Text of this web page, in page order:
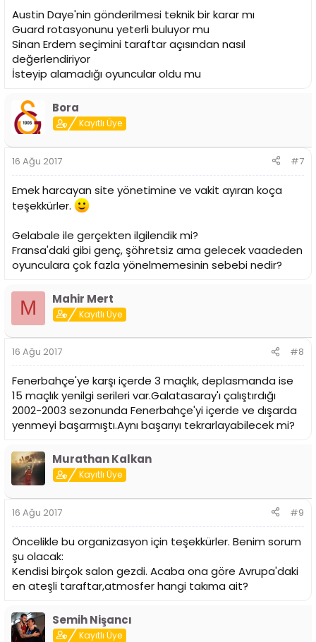
Austin Daye'nin gönderilmesi teknik bir karar mı
Guard rotasyonunu yeterli buluyor mu
Sinan Erdem seçimini taraftar açısından nasıl
değerlendiriyor
İsteyip alamadığı oyuncular oldu mu
Bora
Kayıtlı Üye
16 Ağu 2017 #7
Emek harcayan site yönetimine ve vakit ayıran koça
teşekkürler.
Gelabale ile gerçekten ilgilendik mi?
Fransa'daki gibi genç, şöhretsiz ama gelecek vaadeden
oyunculara çok fazla yönelmemesinin sebebi nedir?
M Mahir Mert
Kayıtlı Üye
16 Ağu 2017 #8
Fenerbahçe'ye karşı içerde 3 maçlık, deplasmanda ise
15 maçlık yenilgi serileri var.Galatasaray'ı çalıştırdığı
2002-2003 sezonunda Fenerbahçe'yi içerde ve dışarda
yenmeyi başarmıştı.Aynı başarıyı tekrarlayabilecek mi?
Murathan Kalkan
Kayıtlı Üye
16 Ağu 2017 #9
Öncelikle bu organizasyon için teşekkürler. Benim sorum
şu olacak:
Kendisi birçok salon gezdi. Acaba ona göre Avrupa'daki
en ateşli taraftar,atmosfer hangi takıma ait?
Semih Nişancı
Kayıtlı Üye